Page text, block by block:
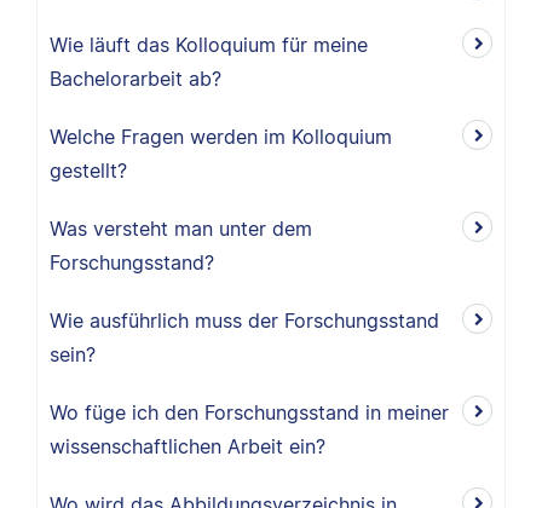
Wie läuft das Kolloquium für meine
Bachelorarbeit ab?
Welche Fragen werden im Kolloquium
gestellt?
Was versteht man unter dem
Forschungsstand?
Wie ausführlich muss der Forschungsstand
sein?
Wo füge ich den Forschungsstand in meiner
wissenschaftlichen Arbeit ein?